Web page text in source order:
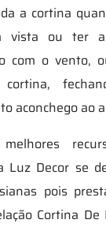
a cortina
vista ou ter
com o vento,
aconchego ao
Luz Decor se
pois
Cortina De